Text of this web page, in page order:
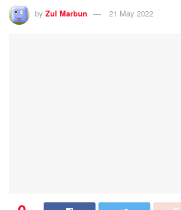
by Zul Marbun 21 May 2022